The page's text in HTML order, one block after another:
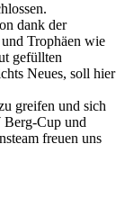
dank der
Trophäen wie
gefüllten
Neues, soll hier
greifen und sich
Berg-Cup und
freuen uns